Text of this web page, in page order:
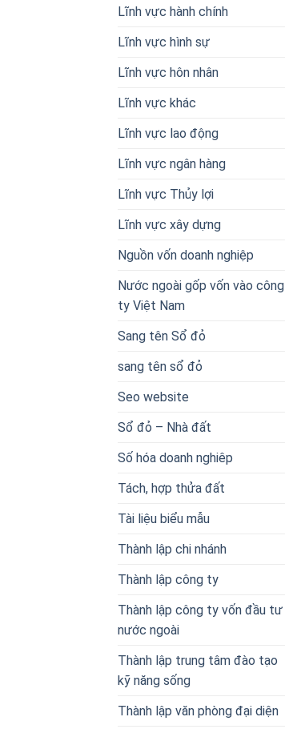
Lĩnh vực hành chính
Lĩnh vực hình sự
Lĩnh vực hôn nhân
Lĩnh vực khác
Lĩnh vực lao động
Lĩnh vực ngân hàng
Lĩnh vực Thủy lợi
Lĩnh vực xây dựng
Nguồn vốn doanh nghiệp
Nước ngoài gốp vốn vào công
ty Việt Nam
Sang tên Sổ đỏ
sang tên sổ đỏ
Seo website
Sổ đỏ – Nhà đất
Số hóa doanh nghiêp
Tách, hợp thửa đất
Tài liệu biểu mẫu
Thành lập chi nhánh
Thành lập công ty
Thành lập công ty vốn đầu tư
nước ngoài
Thành lập trung tâm đào tạo
kỹ năng sống
Thành lập văn phòng đại diện